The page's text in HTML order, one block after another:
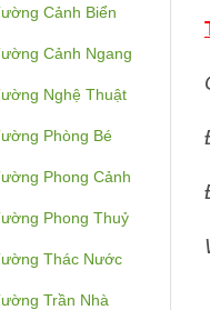
Cảnh Biển
Cảnh Ngang
Nghệ Thuật
Phòng Bé
Phong Cảnh
Phong Thuỷ
Thác Nước
Trần Nhà